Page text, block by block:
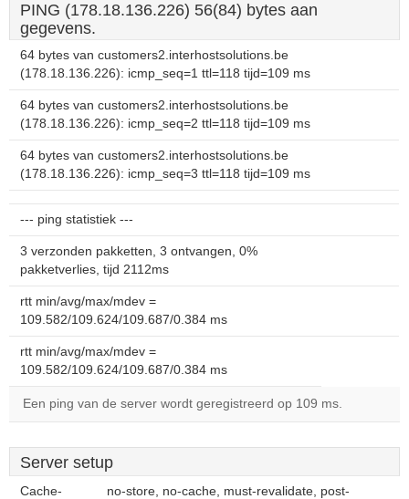
PING (178.18.136.226) 56(84) bytes aan
gegevens.
64 bytes van customers2.interhostsolutions.be
(178.18.136.226): icmp_seq=1 ttl=118 tijd=109 ms
64 bytes van customers2.interhostsolutions.be
(178.18.136.226): icmp_seq=2 ttl=118 tijd=109 ms
64 bytes van customers2.interhostsolutions.be
(178.18.136.226): icmp_seq=3 ttl=118 tijd=109 ms
--- ping statistiek ---
3 verzonden pakketten, 3 ontvangen, 0%
pakketverlies, tijd 2112ms
rtt min/avg/max/mdev =
109.582/109.624/109.687/0.384 ms
rtt min/avg/max/mdev =
109.582/109.624/109.687/0.384 ms
Een ping van de server wordt geregistreerd op 109 ms.
Server setup
Cache-
no-store, no-cache, must-revalidate, post-